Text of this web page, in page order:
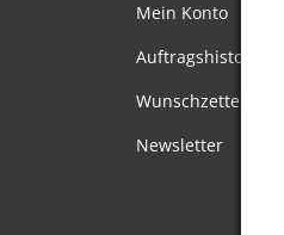
Mein Konto
Auftragshistorie
Wunschzettel
Newsletter